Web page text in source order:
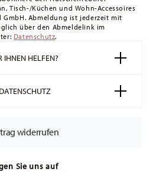
die Schweiz sind ab 49,90 CHF
einem Bestellwert von 49,90 CHF
bei 36,90 CHF.
E-Mail einen Trackingcode, sobald
die Lieferzeiten in andere
.
Tisch-/Küchen und Wohn-Accessoires
GmbH. Abmeldung ist jederzeit mit
über den Abmeldelink im
Datenschutz.
IHNEN HELFEN?
widerrufen
Sie uns auf